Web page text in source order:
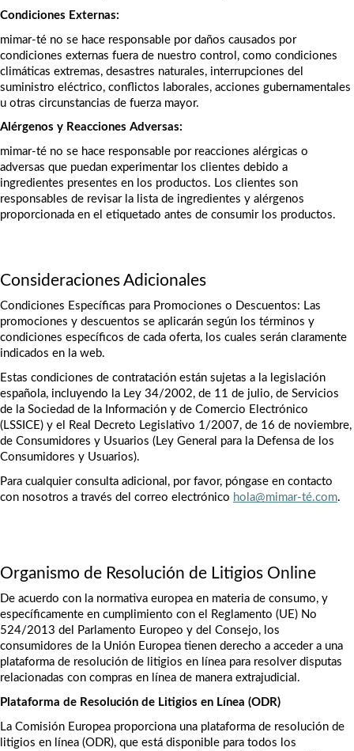
Condiciones Externas:
mimar-té no se hace responsable por daños causados por
condiciones externas fuera de nuestro control, como condiciones
climáticas extremas, desastres naturales, interrupciones del
suministro eléctrico, conflictos laborales, acciones gubernamentales
u otras circunstancias de fuerza mayor.
Alérgenos y Reacciones Adversas:
mimar-té no se hace responsable por reacciones alérgicas o
adversas que puedan experimentar los clientes debido a
ingredientes presentes en los productos. Los clientes son
responsables de revisar la lista de ingredientes y alérgenos
proporcionada en el etiquetado antes de consumir los productos.
Consideraciones Adicionales
Condiciones Específicas para Promociones o Descuentos: Las
promociones y descuentos se aplicarán según los términos y
condiciones específicos de cada oferta, los cuales serán claramente
indicados en la web.
Estas condiciones de contratación están sujetas a la legislación
española, incluyendo la Ley 34/2002, de 11 de julio, de Servicios
de la Sociedad de la Información y de Comercio Electrónico
(LSSICE) y el Real Decreto Legislativo 1/2007, de 16 de noviembre,
de Consumidores y Usuarios (Ley General para la Defensa de los
Consumidores y Usuarios).
Para cualquier consulta adicional, por favor, póngase en contacto
con nosotros a través del correo electrónico hola@mimar-té.com.
Organismo de Resolución de Litigios Online
De acuerdo con la normativa europea en materia de consumo, y
específicamente en cumplimiento con el Reglamento (UE) No
524/2013 del Parlamento Europeo y del Consejo, los
consumidores de la Unión Europea tienen derecho a acceder a una
plataforma de resolución de litigios en línea para resolver disputas
relacionadas con compras en línea de manera extrajudicial.
Plataforma de Resolución de Litigios en Línea (ODR)
La Comisión Europea proporciona una plataforma de resolución de
litigios en línea (ODR), que está disponible para todos los